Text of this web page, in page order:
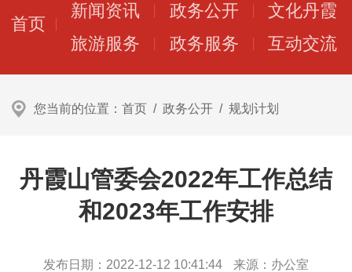
首页
新闻资讯 政务公开
文化丹霞
旅游服务
政务服务 互动交流
您当前的位置： 首页 / 政务公开 / 规划计划
丹霞山管委会2022年工作总结
和2023年工作安排
发布日期： 2022-12-12 10:41:44 来源： 办公室